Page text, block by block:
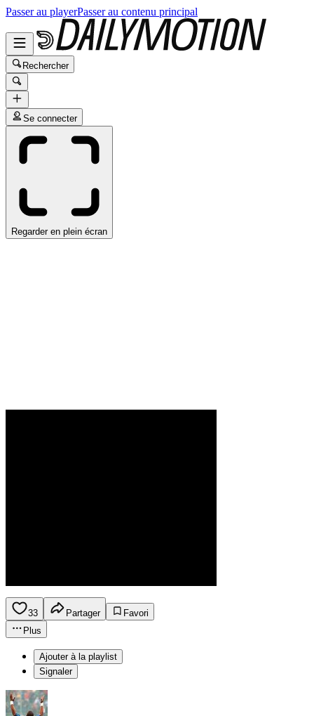
Passer au playerPasser au contenu principal
Rechercher
Se connecter
Regarder en plein écran
33 Partager
Favori
Plus
Ajouter à la playlist
Signaler